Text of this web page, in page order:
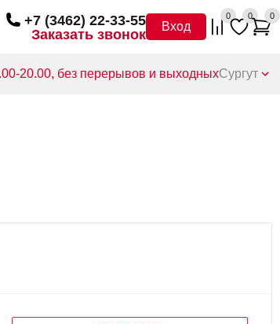
+7 (3462) 22-33-55
Заказать звонок
Вход
0 0 0
20.00, без перерывов и выходныхСургут